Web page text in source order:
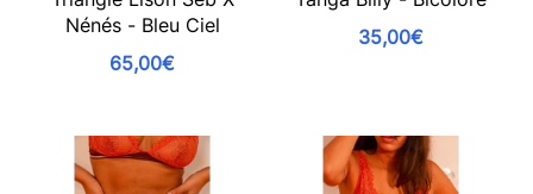
Nénés - Bleu Ciel
65,00€
35,00€